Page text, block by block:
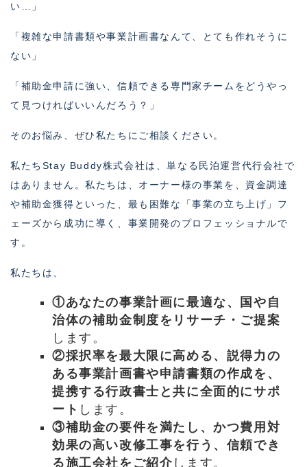
い…」
「複雑な申請書類や事業計画書なんて、とても作れそうに
ない」
「補助金申請に強い、信頼できる専門家チームをどうやっ
て見つければいいんだろう？」
そのお悩み、ぜひ私たちにご相談ください。
私たちStay Buddy株式会社は、単なる民泊運営代行会社で
はありません。私たちは、オーナー様の事業を、資金調達
や補助金獲得といった、最も困難な「事業の立ち上げ」フ
ェーズから成功に導く、事業開発のプロフェッショナルで
す。
私たちは、
①あなたの事業計画に最適な、国や自
治体の補助金制度をリサーチ・ご提案
します。
②採択率を最大限に高める、説得力の
ある事業計画書や申請書類の作成を、
提携する行政書士と共に全面的にサポ
ート します。
③補助金の要件を満たし、かつ費用対
効果の高い改修工事を行う、信頼でき
る施工会社をご紹介 します。